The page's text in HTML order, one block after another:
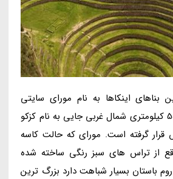
بناهای اینکاها به نام مورای سایتی
باستانی است که در 50 کیلومتری شمال غربی جایی به نام کزکو
گرفته است. مورای که حالت کاسه
از تراس های سبز رنگی ساخته شده
باستان بسیار شباهت دارد بزرگ ترین